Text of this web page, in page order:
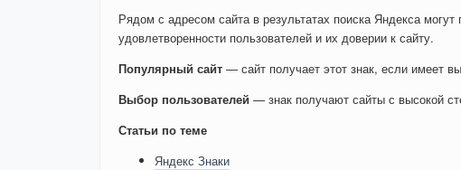
Рядом с адресом сайта в результатах поиска Яндекса
удовлетворенности пользователей и их доверии к сайту.
Популярный сайт — сайт получает этот знак, если имеет
Выбор пользователей — знак получают сайты с высокой
Статьи по теме
Яндекс Знаки